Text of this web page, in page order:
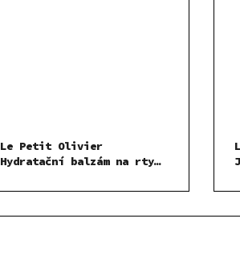
Le Petit Olivier
Hydratační balzám na rty